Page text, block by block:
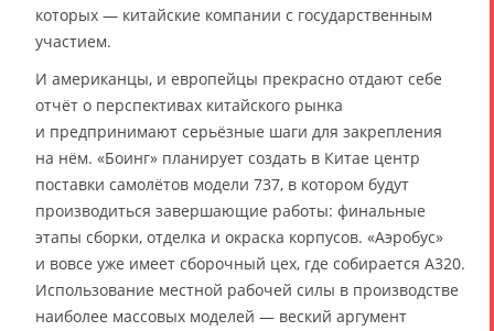
которых — китайские компании с государственным
участием.
И американцы, и европейцы прекрасно отдают себе
отчёт о перспективах китайского рынка
и предпринимают серьёзные шаги для закрепления
на нём. «Боинг» планирует создать в Китае центр
поставки самолётов модели 737, в котором будут
производиться завершающие работы: финальные
этапы сборки, отделка и окраска корпусов. «Аэробус»
и вовсе уже имеет сборочный цех, где собирается A320.
Использование местной рабочей силы в производстве
наиболее массовых моделей — веский аргумент